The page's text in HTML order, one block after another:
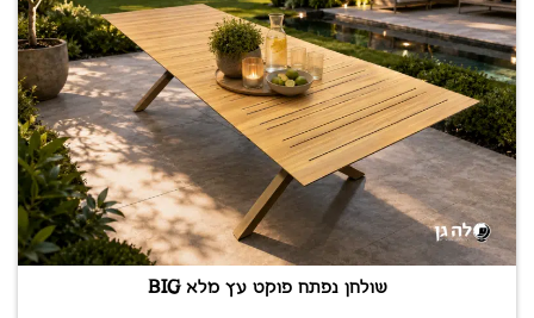
שולחן נפתח פוקט עץ מלא BIG